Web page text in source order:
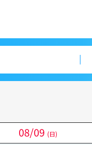
08/09 (日)
08/09 (日)